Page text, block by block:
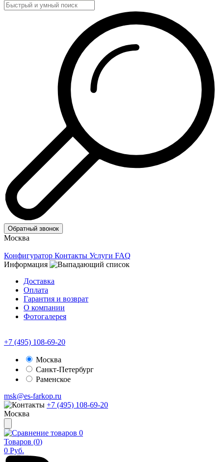
Обратный звонок
Москва
Конфигуратор Контакты Услуги FAQ
Информация
Доставка
Оплата
Гарантия и возврат
О компании
Фотогалерея
+7 (495) 108-69-20
Москва
Санкт-Петербург
Раменское
msk@es-farkop.ru
+7 (495) 108-69-20
Москва
0
Товаров (0)
0 Руб.